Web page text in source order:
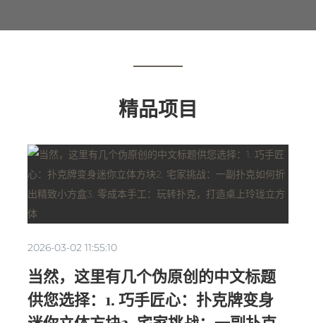
精品项目
2026-03-02 11:55:10
当然，这里有几个伪原创的中文标题
供您选择：1. 巧手匠心：扑克牌变身